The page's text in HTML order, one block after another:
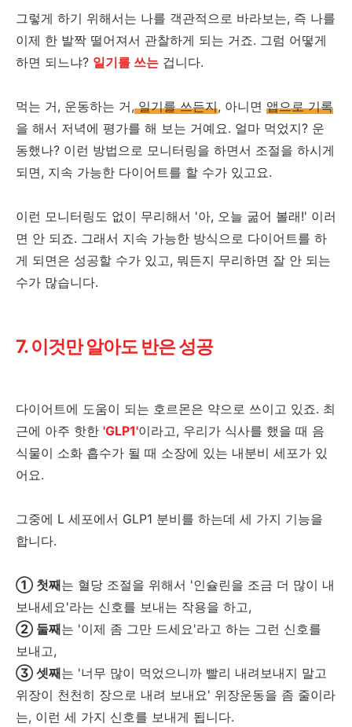
그렇게 하기 위해서는 나를 객관적으로 바라보는, 즉 나를
이제 한 발짝 떨어져서 관찰하게 되는 거죠. 그럼 어떻게
하면 되느냐? 일기를 쓰는 겁니다.
먹는 거, 운동하는 거,일기를 쓰든지, 아니면 앱으로 기록
을 해서 저녁에 평가를 해 보는 거예요. 얼마 먹었지? 운
동했나? 이런 방법으로 모니터링을 하면서 조절을 하시게
되면, 지속 가능한 다이어트를 할 수가 있고요.
이런 모니터링도 없이 무리해서 '아, 오늘 굶어 볼래!' 이러
면 안 되죠. 그래서 지속 가능한 방식으로 다이어트를 하
게 되면은 성공할 수가 있고, 뭐든지 무리하면 잘 안 되는
수가 많습니다.
7. 이것만 알아도 반은 성공
다이어트에 도움이 되는 호르몬은 약으로 쓰이고 있죠. 최
근에 아주 핫한 'GLP1'이라고, 우리가 식사를 했을 때 음
식물이 소화 흡수가 될 때 소장에 있는 내분비 세포가 있
어요.
그중에 L 세포에서 GLP1 분비를 하는데 세 가지 기능을
합니다.
① 첫째는 혈당 조절을 위해서 '인슐린을 조금 더 많이 내
보내세요'라는 신호를 보내는 작용을 하고,
② 둘째는 '이제 좀 그만 드세요'라고 하는 그런 신호를
보내고,
③ 셋째는 '너무 많이 먹었으니까 빨리 내려보내지 말고
위장이 천천히 장으로 내려 보내요' 위장운동을 좀 줄이라
는, 이런 세 가지 신호를 보내게 됩니다.